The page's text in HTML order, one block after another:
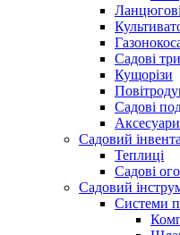
Садові
Кущорізи
Садові
Садовий
Теплиці
Садові
Садовий
Системи